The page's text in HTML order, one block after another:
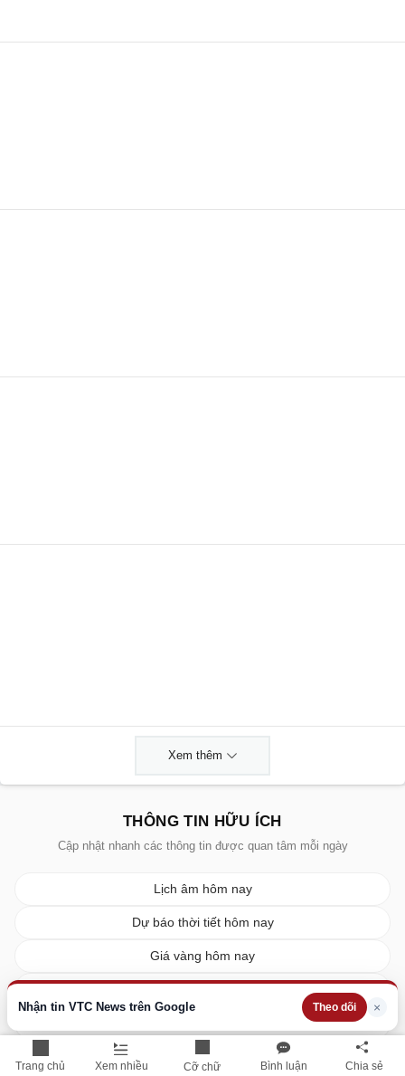
Trang chủ Xem nhiều Cỡ chữ Bình luận Chia sẻ
Nhận tin VTC News trên Google Theo dõi ×
Xem thêm
THÔNG TIN HỮU ÍCH
Cập nhật nhanh các thông tin được quan tâm mỗi ngày
Lịch âm hôm nay
Dự báo thời tiết hôm nay
Giá vàng hôm nay
Giá xe ô tô